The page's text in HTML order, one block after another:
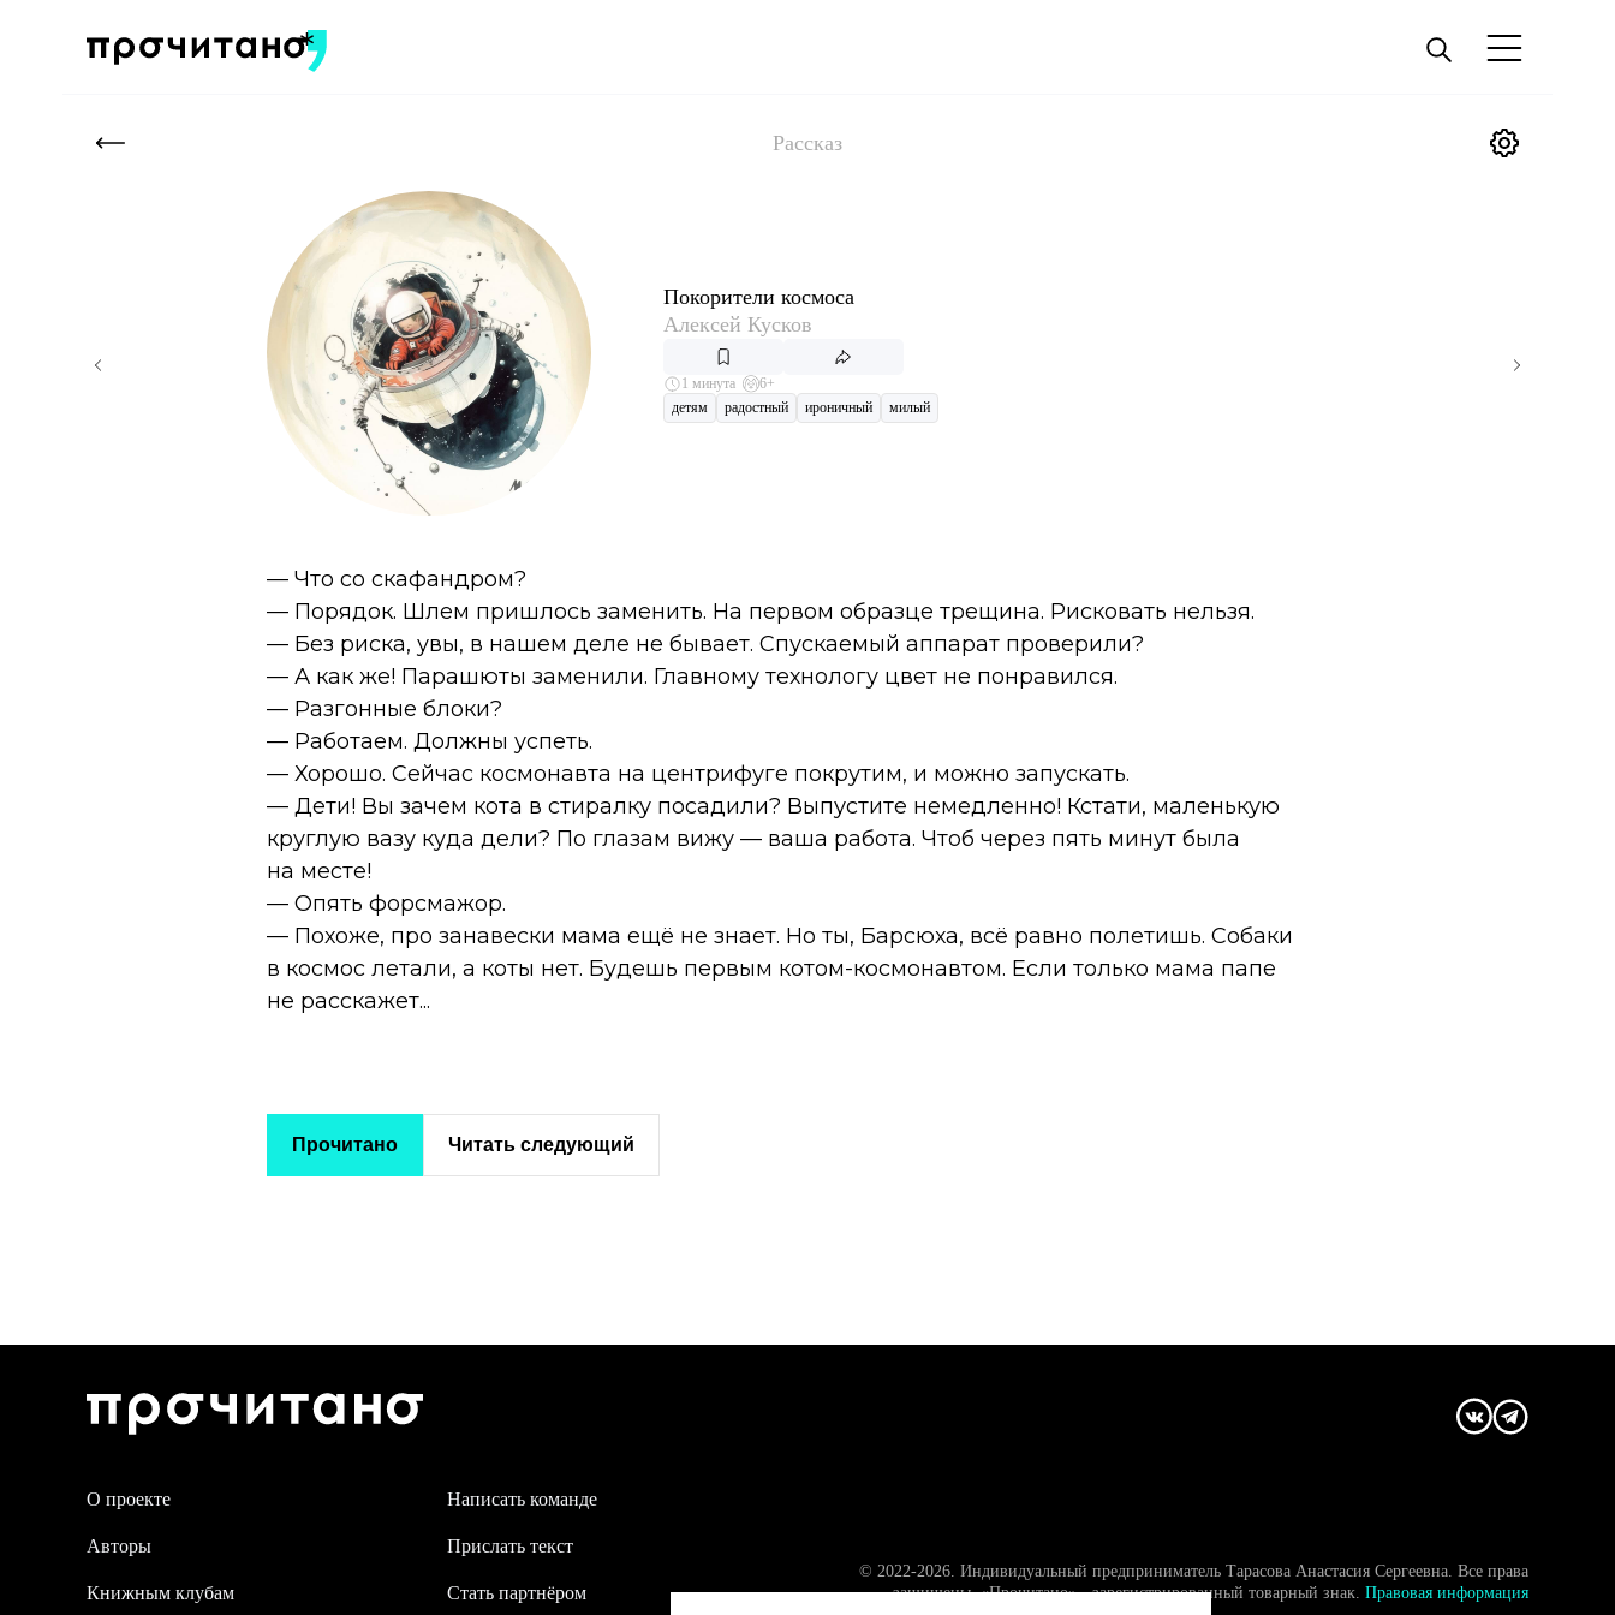
Рассказ
Покорители космоса
Алексей Кусков
1 минута
6+
детям
радостный ироничный милый
— Что со скафандром?
— Порядок. Шлем пришлось заменить. На первом образце трещина. Рисковать нельзя.
— Без риска, увы, в нашем деле не бывает. Спускаемый аппарат проверили?
— А как же! Парашюты заменили. Главному технологу цвет не понравился.
— Разгонные блоки?
— Работаем. Должны успеть.
— Хорошо. Сейчас космонавта на центрифуге покрутим, и можно запускать.
— Дети! Вы зачем кота в стиралку посадили? Выпустите немедленно! Кстати, маленькую
круглую вазу куда дели? По глазам вижу — ваша работа. Чтоб через пять минут была
на месте!
— Опять форсмажор.
— Похоже, про занавески мама ещё не знает. Но ты, Барсюха, всё равно полетишь. Собаки
в космос летали, а коты нет. Будешь первым котом-космонавтом. Если только мама папе
не расскажет...
Прочитано Читать следующий
О проекте Написать команде
Авторы Прислать текст
Книжным клубам Стать партнёром
© 2022-2026. Индивидуальный предприниматель Тарасова Анастасия Сергеевна. Все права
защищены. «Прочитано» - зарегистрированный товарный знак. Правовая информация